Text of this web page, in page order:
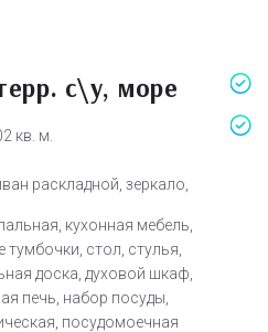
постельного белья,
с\у, море
кв. м.
раскладной, зеркало,
кухонная мебель,
тумбочки, стол, стулья,
доска, духовой шкаф,
печь, набор посуды,
посудомоечная